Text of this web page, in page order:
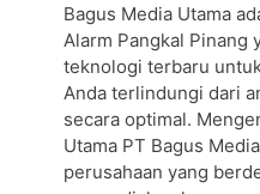
Bagus Media Utama
Alarm Pangkal Pinang
teknologi terbaru
Anda terlindungi dari
secara optimal.
Utama PT Bagus
perusahaan yang